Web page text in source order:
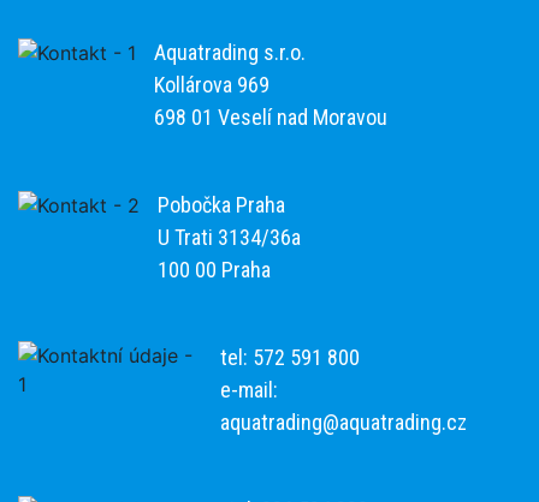
Aquatrading s.r.o.
Kollárova 969
698 01 Veselí nad Moravou
Pobočka Praha
U Trati 3134/36a
100 00 Praha
tel: 572 591 800
e-mail:
aquatrading@aquatrading.cz